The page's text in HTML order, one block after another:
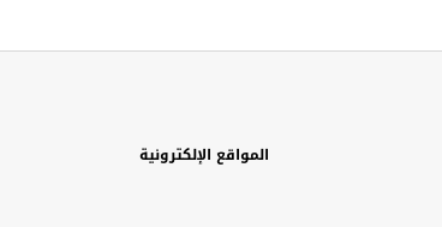
المواقع الإلكترونية